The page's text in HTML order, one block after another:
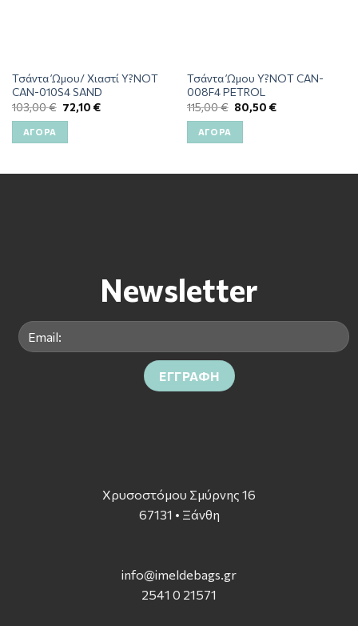
Τσάντα Ώμου/ Χιαστί Y?NOT
CAN-010S4 SAND
103,00€ 72,10 €
ΑΓΟΡΆ
Τσάντα Ώμου Y?NOT CAN-
008F4 PETROL
115,00€ 80,50 €
ΑΓΟΡΆ
Newsletter
Χρυσοστόμου Σμύρνης 16
67131 • Ξάνθη
info@imeldebags.gr
2541 0 21571